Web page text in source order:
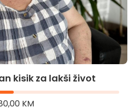
kisik za lakši život
KM